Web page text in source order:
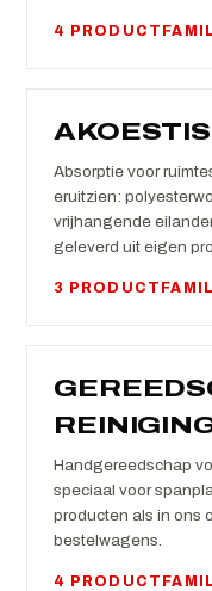
4
Absorptie voor
eruitzien:
vrijhangende
geleverd uit eigen
3
Handgereedschap
speciaal voor
producten als in ons
bestelwagens.
4